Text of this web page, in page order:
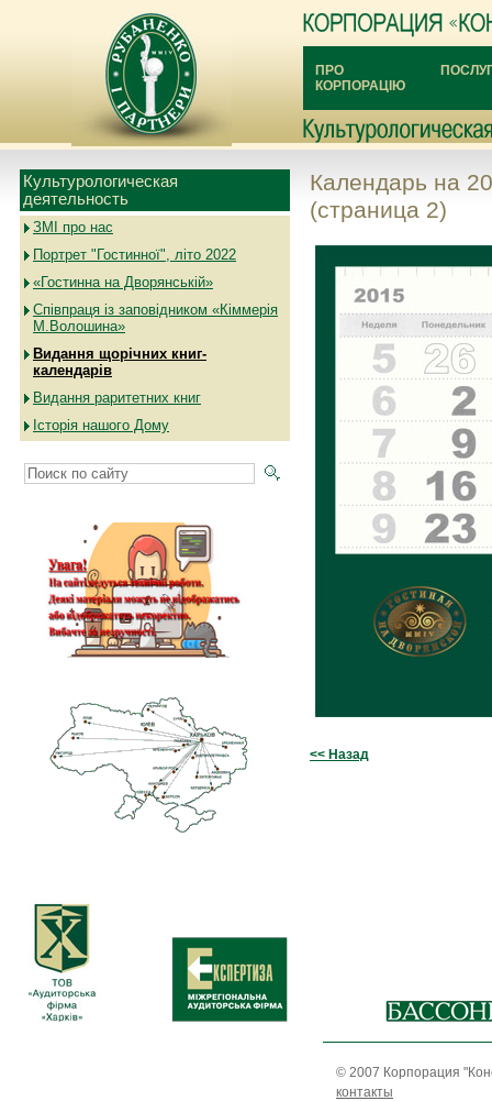
ПРО
КОРПОРАЦІЮ
Культурологическая
деятельность
ЗМІ про нас
Портрет "Гостинної", літо 2022
«Гостинна на Дворянській»
Співпраця із заповідником «Кіммерія
М.Волошина»
Видання щорічних книг-
календарів
Видання раритетних книг
Історія нашого Дому
Календарь на
(страница 2)
<< Назад
© 2007 Корпорация
контакты